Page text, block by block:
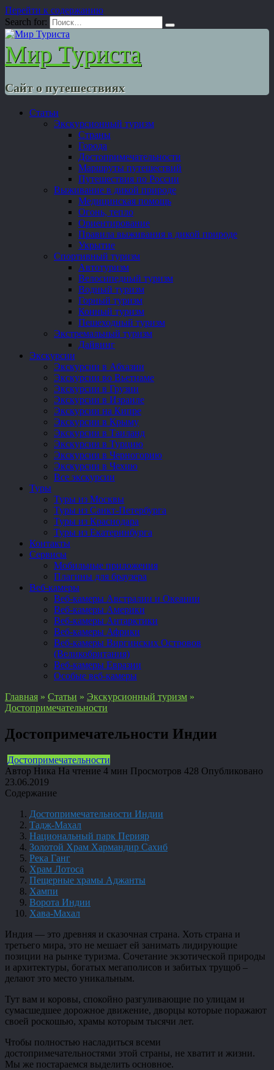
Перейти к содержанию
Search for:
Мир Туриста
Сайт о путешествиях
Статьи
Экскурсионный туризм
Страны
Города
Достопримечательности
Маршруты путешествий
Путешествия по России
Выживание в дикой природе
Медицинская помощь
Огонь, тепло
Ориентирование
Правила выживания в дикой природе
Укрытие
Спортивный туризм
Автотуризм
Велосипедный туризм
Водный туризм
Горный туризм
Конный туризм
Пешеходный туризм
Экстремальный туризм
Дайвинг
Экскурсии
Экскурсии в Абхазии
Экскурсии во Вьетнаме
Экскурсии в Грузии
Экскурсии в Израиле
Экскурсии на Кипре
Экскурсии в Крыму
Экскурсии в Таиланд
Экскурсии в Турцию
Экскурсии в Черногорию
Экскурсии в Чехию
Все экскурсии
Туры
Туры из Москвы
Туры из Санкт-Петербурга
Туры из Краснодара
Туры из Екатеринбурга
Контакты
Сервисы
Мобильные приложения
Плагины для браузера
Веб-камеры
Веб-камеры Австралии и Океании
Веб-камеры Америки
Веб-камеры Антарктики
Веб-камеры Африки
Веб-камеры Виргинских Островов
(Великобритания)
Веб-камеры Евразии
Особые веб-камеры
Главная » Статьи » Экскурсионный туризм »
Достопримечательности
Достопримечательности Индии
Достопримечательности
Автор Ника На чтение 4 мин Просмотров 428 Опубликовано
23.06.2019
Содержание
Достопримечательности Индии
Тадж-Махал
Национальный парк Перияр
Золотой Храм Хармандир Сахиб
Река Ганг
Храм Лотоса
Пещерные храмы Аджанты
Хампи
Ворота Индии
Хава-Махал
Индия — это древняя и сказочная страна. Хоть страна и
третьего мира, это не мешает ей занимать лидирующие
позиции на рынке туризма. Сочетание экзотической природы
и архитектуры, богатых мегаполисов и забитых трущоб –
делают это место уникальным.
Тут вам и коровы, спокойно разгуливающие по улицам и
сумасшедшее дорожное движение, дворцы которые поражают
своей роскошью, храмы которым тысячи лет.
Чтобы полностью насладиться всеми
достопримечательностями этой страны, не хватит и жизни.
Мы же постараемся выделить основное.